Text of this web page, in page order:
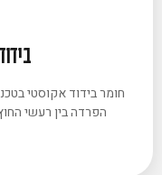
חומר בידוד אקוסטי
הפרדה בין רעשי